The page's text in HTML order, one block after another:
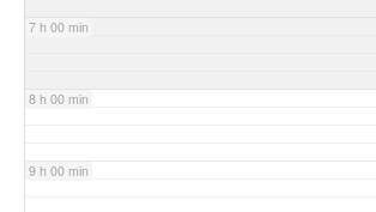
7 h 00 min
8 h 00 min
9 h 00 min